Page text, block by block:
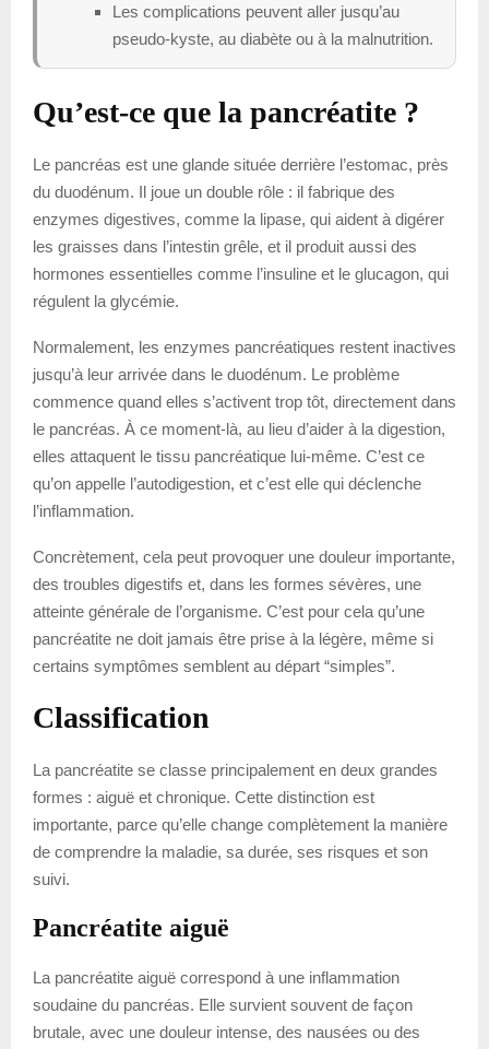
Les complications peuvent aller jusqu’au
pseudo-kyste, au diabète ou à la malnutrition.
Qu’est-ce que la pancréatite ?
Le pancréas est une glande située derrière l’estomac, près
du duodénum. Il joue un double rôle : il fabrique des
enzymes digestives, comme la lipase, qui aident à digérer
les graisses dans l’intestin grêle, et il produit aussi des
hormones essentielles comme l’insuline et le glucagon, qui
régulent la glycémie.
Normalement, les enzymes pancréatiques restent inactives
jusqu’à leur arrivée dans le duodénum. Le problème
commence quand elles s’activent trop tôt, directement dans
le pancréas. À ce moment-là, au lieu d’aider à la digestion,
elles attaquent le tissu pancréatique lui-même. C’est ce
qu’on appelle l’autodigestion, et c’est elle qui déclenche
l’inflammation.
Concrètement, cela peut provoquer une douleur importante,
des troubles digestifs et, dans les formes sévères, une
atteinte générale de l’organisme. C’est pour cela qu’une
pancréatite ne doit jamais être prise à la légère, même si
certains symptômes semblent au départ “simples”.
Classification
La pancréatite se classe principalement en deux grandes
formes : aiguë et chronique. Cette distinction est
importante, parce qu’elle change complètement la manière
de comprendre la maladie, sa durée, ses risques et son
suivi.
Pancréatite aiguë
La pancréatite aiguë correspond à une inflammation
soudaine du pancréas. Elle survient souvent de façon
brutale, avec une douleur intense, des nausées ou des